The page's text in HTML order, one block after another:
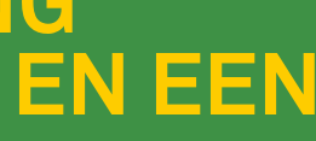
EEN